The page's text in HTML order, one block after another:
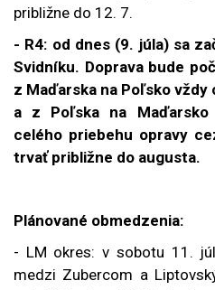
približne do 12. 7.
- R4: od dnes (9. júla) sa
Svidníku. Doprava bude
z Maďarska na Poľsko
a z Poľska na Maďarsko
celého priebehu opravy
trvať približne do augusta.
Plánované obmedzenia:
- LM okres: v sobotu 11.
medzi Zubercom a